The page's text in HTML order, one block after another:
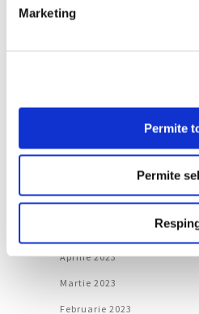
Marketing
Permite
Permite
Ianuarie 2024
August 2023
Iunie 2023
Aprilie 2023
Martie 2023
Februarie 2023